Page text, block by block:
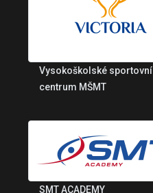
Vysokoškolské sportovní
centrum MŠMT
SMT ACADEMY